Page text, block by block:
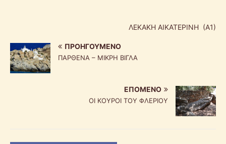
ΛΕΚΑΚΗ ΑΙΚΑΤΕΡΙΝΗ (Α1)
ΠΡΟΗΓΟΎΜΕΝΟ
ΠΑΡΘΕΝΑ – ΜΙΚΡΗ ΒΙΓΛΑ
ΕΠΌΜΕΝΟ
ΟΙ ΚΟΥΡΟΙ ΤΟΥ ΦΛΕΡΙΟΥ